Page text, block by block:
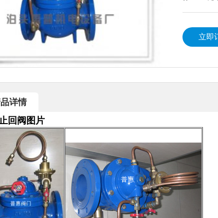
压阀
立即
详情
回阀图片